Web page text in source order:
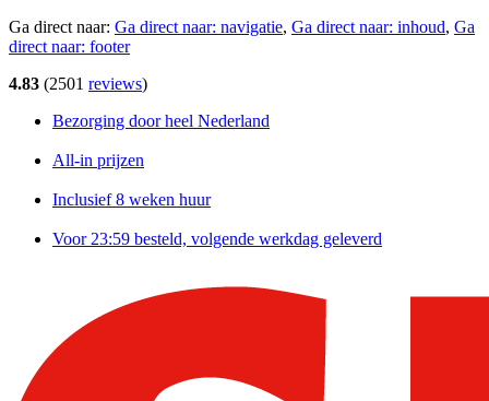
Ga direct naar: Ga direct naar: navigatie, Ga direct naar: inhoud, Ga
direct naar: footer
4.83 (2501 reviews)
Bezorging door heel Nederland
All-in prijzen
Inclusief 8 weken huur
Voor 23:59 besteld, volgende werkdag geleverd